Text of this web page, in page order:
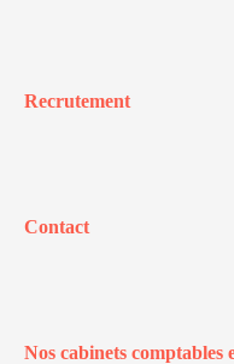
Recrutement
Contact
Nos cabinets comptables